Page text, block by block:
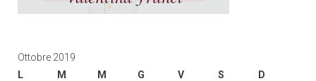
Ottobre 2019
L
M M G V S
D